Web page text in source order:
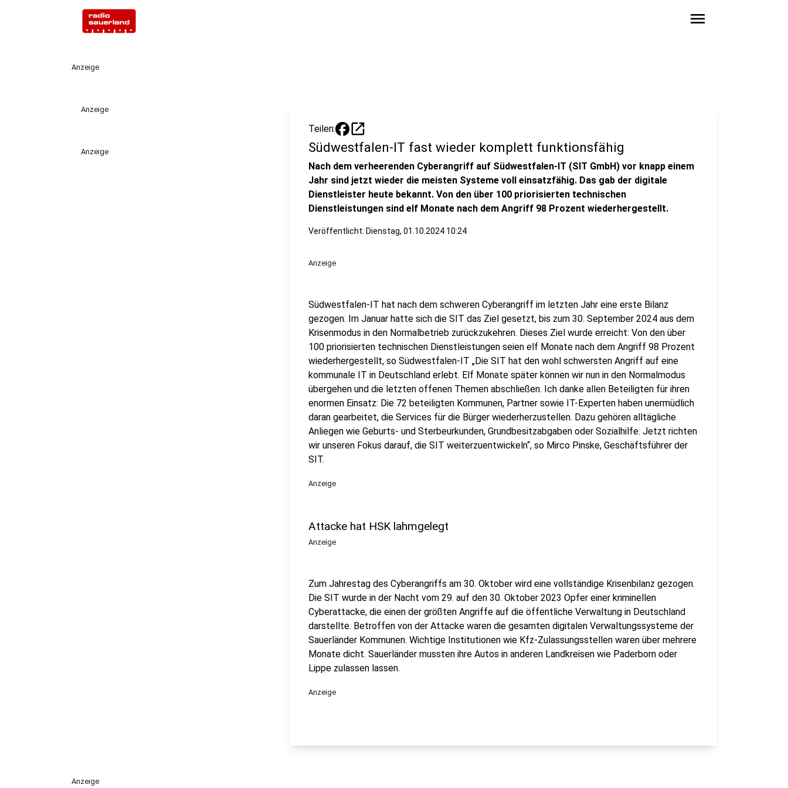
menu
Anzeige
Anzeige
Anzeige
Teilen: open_in_new
Südwestfalen-IT fast wieder komplett funktionsfähig
Nach dem verheerenden Cyberangriff auf Südwestfalen-IT (SIT GmbH) vor knapp einem
Jahr sind jetzt wieder die meisten Systeme voll einsatzfähig. Das gab der digitale
Dienstleister heute bekannt. Von den über 100 priorisierten technischen
Dienstleistungen sind elf Monate nach dem Angriff 98 Prozent wiederhergestellt.
Veröffentlicht: Dienstag, 01.10.2024 10:24
Anzeige
Südwestfalen-IT hat nach dem schweren Cyberangriff im letzten Jahr eine erste Bilanz
gezogen. Im Januar hatte sich die SIT das Ziel gesetzt, bis zum 30. September 2024 aus dem
Krisenmodus in den Normalbetrieb zurückzukehren. Dieses Ziel wurde erreicht: Von den über
100 priorisierten technischen Dienstleistungen seien elf Monate nach dem Angriff 98 Prozent
wiederhergestellt, so Südwestfalen-IT „Die SIT hat den wohl schwersten Angriff auf eine
kommunale IT in Deutschland erlebt. Elf Monate später können wir nun in den Normalmodus
übergehen und die letzten offenen Themen abschließen. Ich danke allen Beteiligten für ihren
enormen Einsatz: Die 72 beteiligten Kommunen, Partner sowie IT-Experten haben unermüdlich
daran gearbeitet, die Services für die Bürger wiederherzustellen. Dazu gehören alltägliche
Anliegen wie Geburts- und Sterbeurkunden, Grundbesitzabgaben oder Sozialhilfe. Jetzt richten
wir unseren Fokus darauf, die SIT weiterzuentwickeln“, so Mirco Pinske, Geschäftsführer der
SIT.
Anzeige
Attacke hat HSK lahmgelegt
Anzeige
Zum Jahrestag des Cyberangriffs am 30. Oktober wird eine vollständige Krisenbilanz gezogen.
Die SIT wurde in der Nacht vom 29. auf den 30. Oktober 2023 Opfer einer kriminellen
Cyberattacke, die einen der größten Angriffe auf die öffentliche Verwaltung in Deutschland
darstellte. Betroffen von der Attacke waren die gesamten digitalen Verwaltungssysteme der
Sauerländer Kommunen. Wichtige Institutionen wie Kfz-Zulassungsstellen waren über mehrere
Monate dicht. Sauerländer mussten ihre Autos in anderen Landkreisen wie Paderborn oder
Lippe zulassen lassen.
Anzeige
Anzeige